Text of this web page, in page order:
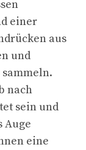
einer
aus
und
nach
sein und
Auge
eine